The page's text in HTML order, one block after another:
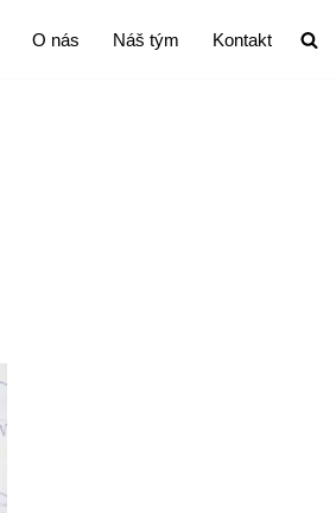
O nás Náš tým Kontakt